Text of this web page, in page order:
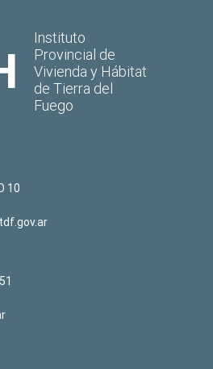
Instituto
Provincial de
Vivienda y Hábitat
de Tierra del
Fuego
10